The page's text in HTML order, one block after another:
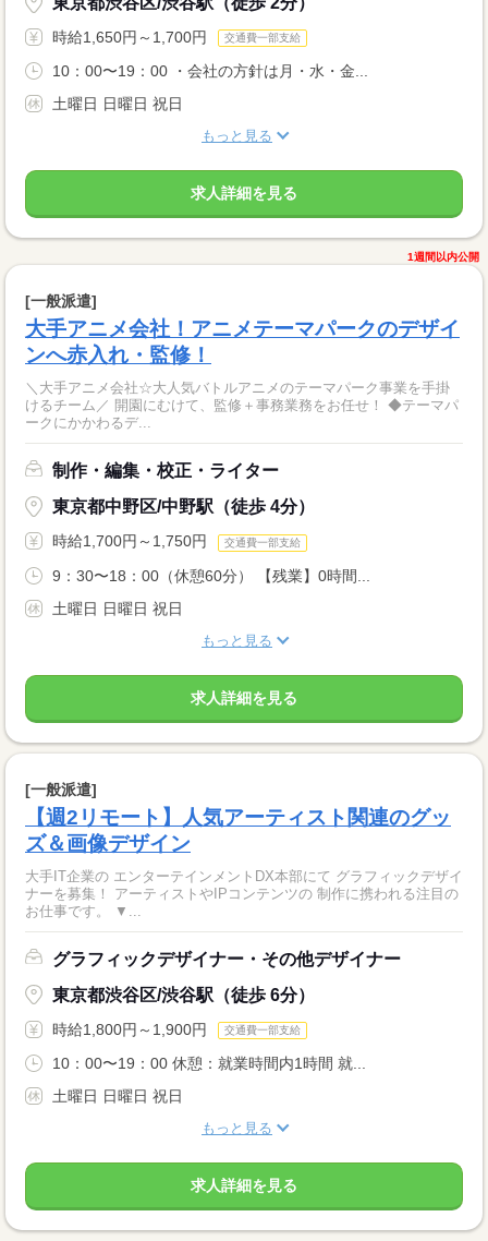
時給1,650円～1,700円 交通費一部支給
10：00〜19：00 ・会社の方針は月・水・金...
土曜日 日曜日 祝日
もっと見る
求人詳細を見る
1週間以内公開
[一般派遣]
大手アニメ会社！アニメテーマパークのデザイ
ンへ赤入れ・監修！
＼大手アニメ会社☆大人気バトルアニメのテーマパーク事業を手掛
けるチーム／ 開園にむけて、監修＋事務業務をお任せ！ ◆テーマパ
ークにかかわるデ...
制作・編集・校正・ライター
東京都中野区/中野駅（徒歩 4分）
時給1,700円～1,750円 交通費一部支給
9：30〜18：00（休憩60分） 【残業】0時間...
土曜日 日曜日 祝日
もっと見る
求人詳細を見る
[一般派遣]
【週2リモート】人気アーティスト関連のグッ
ズ＆画像デザイン
大手IT企業の エンターテインメントDX本部にて グラフィックデザイ
ナーを募集！ アーティストやIPコンテンツの 制作に携われる注目の
お仕事です。 ▼...
グラフィックデザイナー・その他デザイナー
東京都渋谷区/渋谷駅（徒歩 6分）
時給1,800円～1,900円 交通費一部支給
10：00〜19：00 休憩：就業時間内1時間 就...
土曜日 日曜日 祝日
もっと見る
求人詳細を見る